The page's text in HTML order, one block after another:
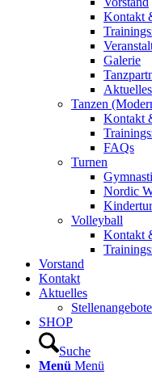
Kontakt
Galerie
Aktuelles
Tanzen
Kontakt
FAQs
Turnen
Nordic
Volleyball
Kontakt
Vorstand
Kontakt
Aktuelles
Stellenangebote
SHOP
Suche
Menü Menü